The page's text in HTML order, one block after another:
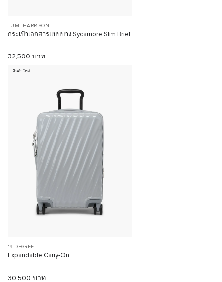
TUMI HARRISON
กระเป๋าเอกสารแบบบาง Sycamore Slim Brief
32,500 บาท
สินค้าใหม่
19 DEGREE
Expandable Carry-On
30,500 บาท